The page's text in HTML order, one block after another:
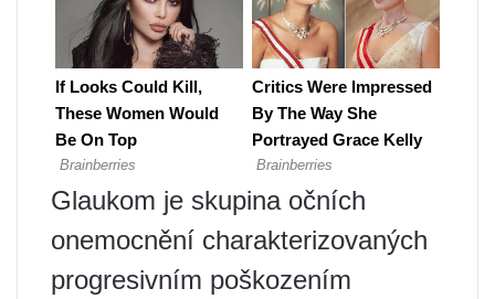
Glaukom je skupina očních
onemocnění charakterizovaných
progresivním poškozením